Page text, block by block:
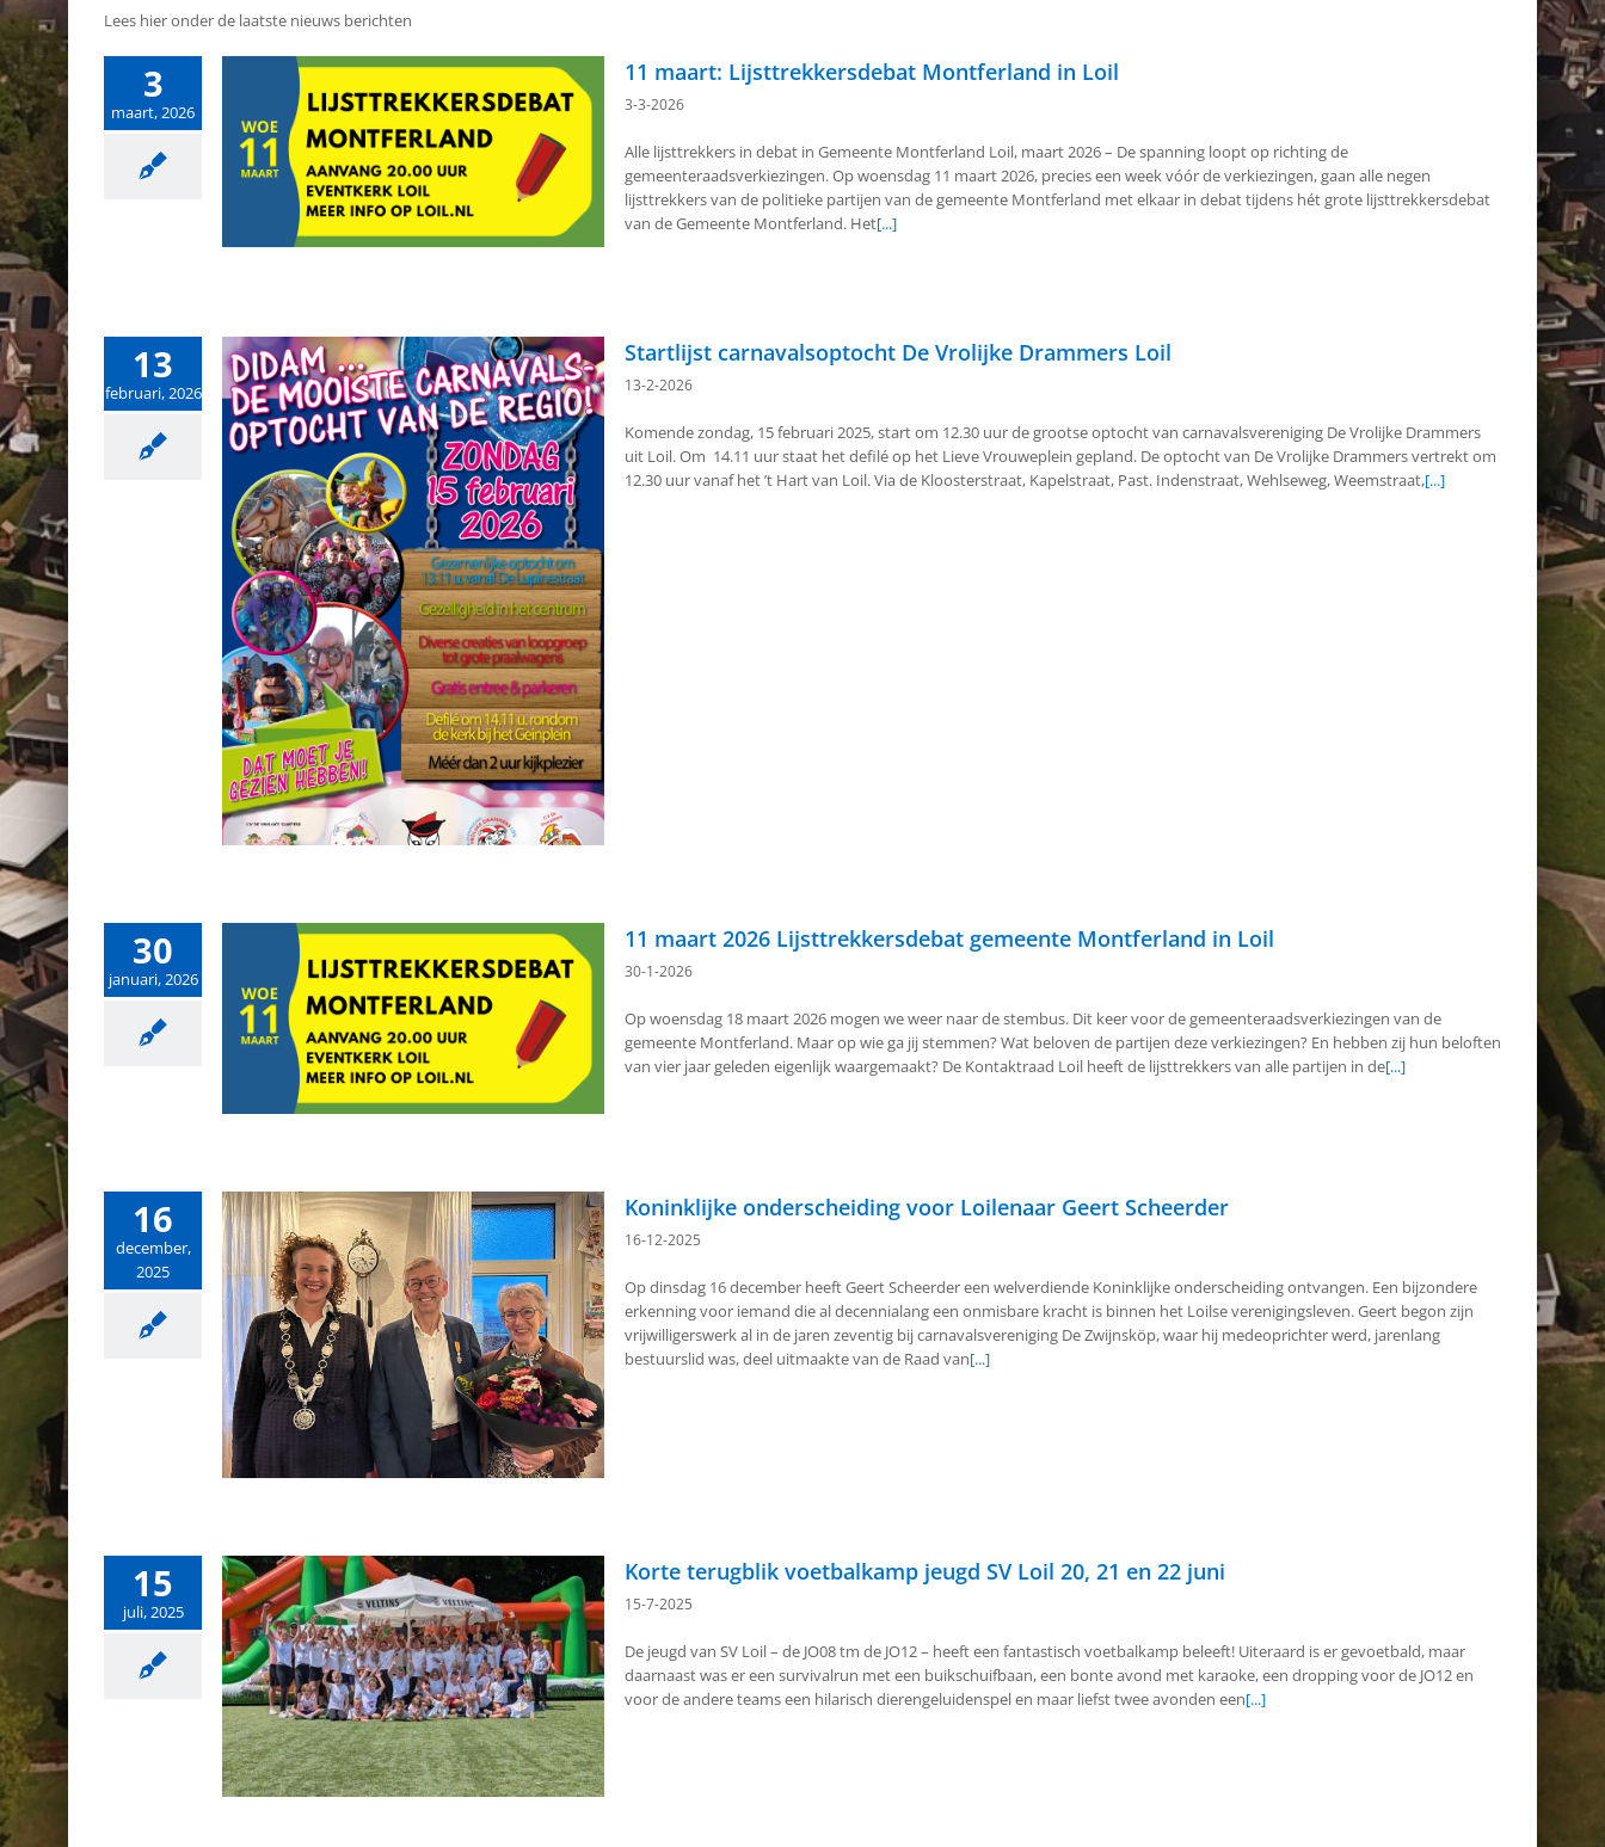
Lees hier onder de laatste nieuws berichten
3
maart, 2026
11 maart: Lijsttrekkersdebat Montferland in Loil
3-3-2026
Alle lijsttrekkers in debat in Gemeente Montferland Loil, maart 2026 – De spanning loopt op richting de
gemeenteraadsverkiezingen. Op woensdag 11 maart 2026, precies een week vóór de verkiezingen, gaan alle negen
lijsttrekkers van de politieke partijen van de gemeente Montferland met elkaar in debat tijdens hét grote lijsttrekkersdebat
van de Gemeente Montferland. Het[...]
13
februari, 2026
Startlijst carnavalsoptocht De Vrolijke Drammers Loil
13-2-2026
Komende zondag, 15 februari 2025, start om 12.30 uur de grootse optocht van carnavalsvereniging De Vrolijke Drammers
uit Loil. Om 14.11 uur staat het defilé op het Lieve Vrouweplein gepland. De optocht van De Vrolijke Drammers vertrekt om
12.30 uur vanaf het ’t Hart van Loil. Via de Kloosterstraat, Kapelstraat, Past. Indenstraat, Wehlseweg, Weemstraat,[...]
30
januari, 2026
11 maart 2026 Lijsttrekkersdebat gemeente Montferland in Loil
30-1-2026
Op woensdag 18 maart 2026 mogen we weer naar de stembus. Dit keer voor de gemeenteraadsverkiezingen van de
gemeente Montferland. Maar op wie ga jij stemmen? Wat beloven de partijen deze verkiezingen? En hebben zij hun beloften
van vier jaar geleden eigenlijk waargemaakt? De Kontaktraad Loil heeft de lijsttrekkers van alle partijen in de[...]
16
december,
2025
Koninklijke onderscheiding voor Loilenaar Geert Scheerder
16-12-2025
Op dinsdag 16 december heeft Geert Scheerder een welverdiende Koninklijke onderscheiding ontvangen. Een bijzondere
erkenning voor iemand die al decennialang een onmisbare kracht is binnen het Loilse verenigingsleven. Geert begon zijn
vrijwilligerswerk al in de jaren zeventig bij carnavalsvereniging De Zwijnsköp, waar hij medeoprichter werd, jarenlang
bestuurslid was, deel uitmaakte van de Raad van[...]
15
juli, 2025
Korte terugblik voetbalkamp jeugd SV Loil 20, 21 en 22 juni
15-7-2025
De jeugd van SV Loil – de JO08 tm de JO12 – heeft een fantastisch voetbalkamp beleeft! Uiteraard is er gevoetbald, maar
daarnaast was er een survivalrun met een buikschuifbaan, een bonte avond met karaoke, een dropping voor de JO12 en
voor de andere teams een hilarisch dierengeluidenspel en maar liefst twee avonden een[...]